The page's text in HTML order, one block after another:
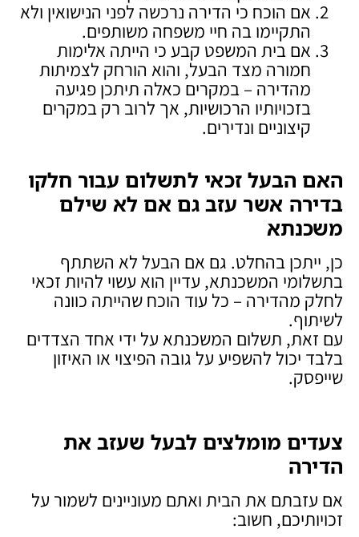
אם הוכח כי הדירה נרכשה לפני הנישואין ולא
התקיימו בה חיי משפחה משותפים.
אם בית המשפט קבע כי הייתה אלימות
חמורה מצד הבעל, והוא הורחק לצמיתות
מהדירה – במקרים כאלה תיתכן פגיעה
בזכויותיו הרכושיות, אך לרוב רק במקרים
קיצוניים ונדירים.
האם הבעל זכאי לתשלום עבור חלקו
בדירה אשר עזב גם אם לא שילם
משכנתא
כן, ייתכן בהחלט. גם אם הבעל לא השתתף
בתשלומי המשכנתא, עדיין הוא עשוי להיות זכאי
לחלק מהדירה – כל עוד הוכח שהייתה כוונה
לשיתוף.
עם זאת, תשלום המשכנתא על ידי אחד הצדדים
בלבד יכול להשפיע על גובה הפיצוי או האיזון
שייפסק.
צעדים מומלצים לבעל שעזב את
הדירה
אם עזבתם את הבית ואתם מעוניינים לשמור על
זכויותיכם, חשוב: